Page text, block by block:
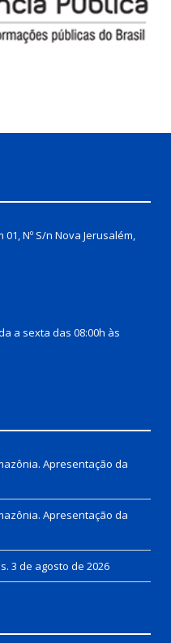
Nº S/n Nova Jerusalém,
a sexta das 08:00h às
Apresentação da
Apresentação da
3 de agosto de 2026